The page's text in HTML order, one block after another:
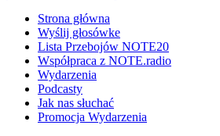
Strona główna
Wyślij głosówke
Lista Przebojów NOTE20
Współpraca z NOTE.radio
Wydarzenia
Podcasty
Jak nas słuchać
Promocja Wydarzenia